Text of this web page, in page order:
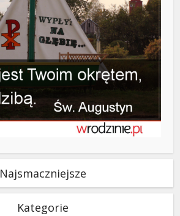
Najsmaczniejsze
Kategorie